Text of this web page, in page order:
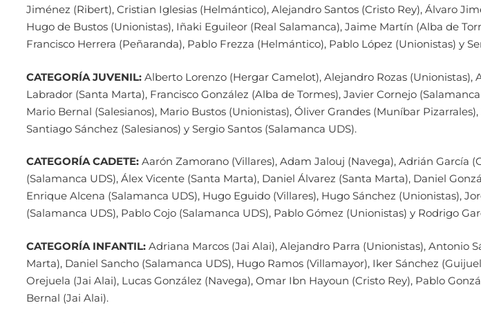
Jiménez (Ribert), Cristian Iglesias (Helmántico), Alejandro Santos (Cristo Rey), Álvaro
Hugo de Bustos (Unionistas), Iñaki Eguileor (Real Salamanca), Jaime Martín (Alba de
Francisco Herrera (Peñaranda), Pablo Frezza (Helmántico), Pablo López (Unionistas) y
CATEGORÍA JUVENIL:Alberto Lorenzo (Hergar Camelot), Alejandro Rozas (Unionistas),
Labrador (Santa Marta), Francisco González (Alba de Tormes), Javier Cornejo
Mario Bernal (Salesianos), Mario Bustos (Unionistas), Óliver Grandes (Muníbar
Santiago Sánchez (Salesianos) y Sergio Santos (Salamanca UDS).
CATEGORÍA CADETE:Aarón Zamorano (Villares), Adam Jalouj (Navega), Adrián García
(Salamanca UDS), Álex Vicente (Santa Marta), Daniel Álvarez (Santa Marta), Daniel
Enrique Alcena (Salamanca UDS), Hugo Eguido (Villares), Hugo Sánchez (Unionistas),
(Salamanca UDS), Pablo Cojo (Salamanca UDS), Pablo Gómez (Unionistas) y Rodrigo
CATEGORÍA INFANTIL:Adriana Marcos (Jai Alai), Alejandro Parra (Unionistas), Antonio
Marta), Daniel Sancho (Salamanca UDS), Hugo Ramos (Villamayor), Iker Sánchez
Orejuela (Jai Alai), Lucas González (Navega), Omar Ibn Hayoun (Cristo Rey), Pablo
Bernal (Jai Alai).